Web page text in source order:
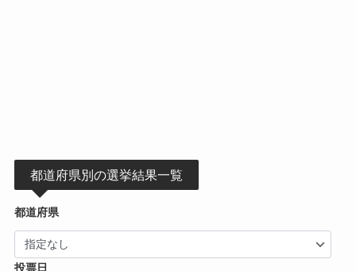
都道府県別の選挙結果一覧
都道府県
投票日